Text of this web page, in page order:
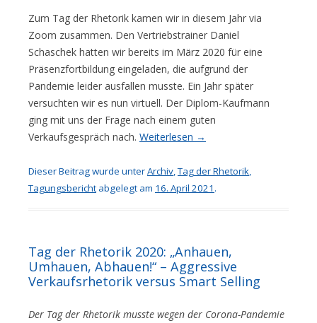
Zum Tag der Rhetorik kamen wir in diesem Jahr via
Zoom zusammen. Den Vertriebstrainer Daniel
Schaschek hatten wir bereits im März 2020 für eine
Präsenzfortbildung eingeladen, die aufgrund der
Pandemie leider ausfallen musste. Ein Jahr später
versuchten wir es nun virtuell. Der Diplom-Kaufmann
ging mit uns der Frage nach einem guten
Verkaufsgespräch nach. Weiterlesen →
Dieser Beitrag wurde unterArchiv,Tag der Rhetorik,
Tagungsbericht abgelegt am 16. April 2021 .
Tag der Rhetorik 2020: „Anhauen,
Umhauen, Abhauen!“ – Aggressive
Verkaufsrhetorik versus Smart Selling
Der Tag der Rhetorik musste wegen der Corona-Pandemie